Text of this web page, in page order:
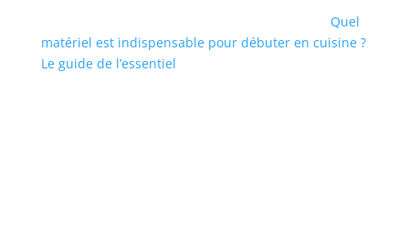
Quel
matériel est indispensable pour débuter en cuisine ?
Le guide de l’essentiel